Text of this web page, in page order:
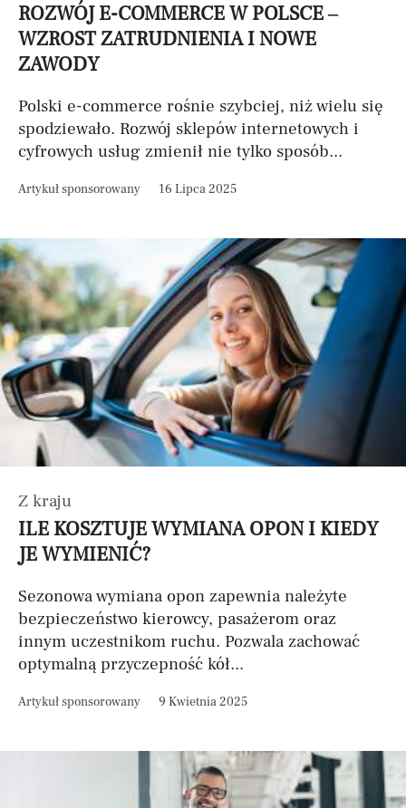
ROZWÓJ E-COMMERCE W POLSCE –
WZROST ZATRUDNIENIA I NOWE
ZAWODY
Polski e-commerce rośnie szybciej, niż wielu się
spodziewało. Rozwój sklepów internetowych i
cyfrowych usług zmienił nie tylko sposób...
Artykuł sponsorowany 16 Lipca 2025
Z kraju
ILE KOSZTUJE WYMIANA OPON I KIEDY
JE WYMIENIĆ?
Sezonowa wymiana opon zapewnia należyte
bezpieczeństwo kierowcy, pasażerom oraz
innym uczestnikom ruchu. Pozwala zachować
optymalną przyczepność kół...
Artykuł sponsorowany 9 Kwietnia 2025